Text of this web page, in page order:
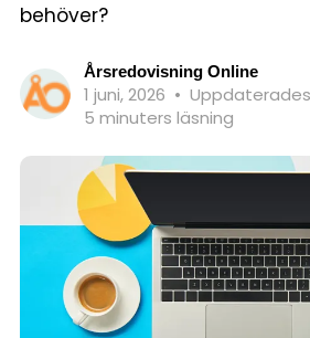
behöver?
Årsredovisning Online
1 juni, 2026 • Uppdaterades
5 minuters läsning